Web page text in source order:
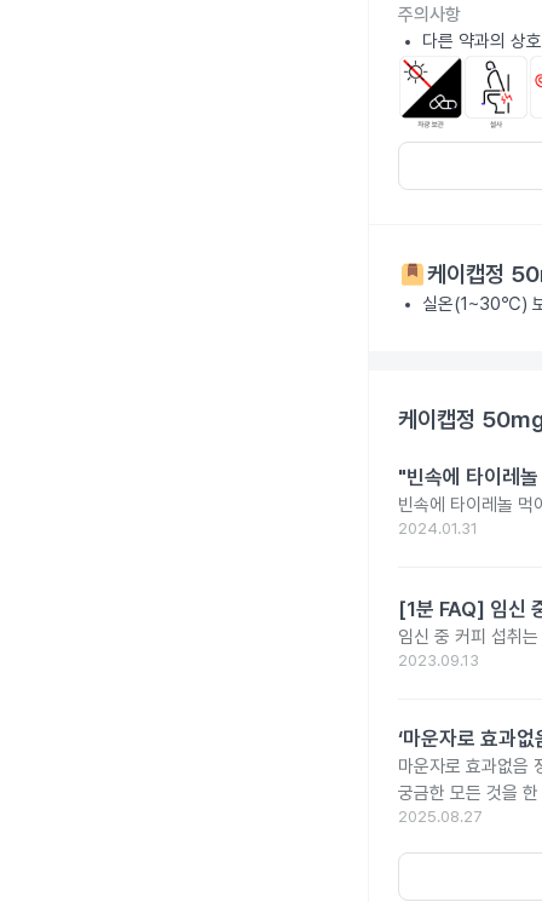
주의사항
다른 약과의 상
케이캡정
실온(1~30℃)
케이캡정
"빈속에 타이레
빈속에 타이레놀 먹
2024.01.31
[1분 FAQ] 임신
임신 중 커피 섭취
2023.09.13
‘마운자로 효과
마운자로 효과없음
궁금한 모든 것을
2025.08.27